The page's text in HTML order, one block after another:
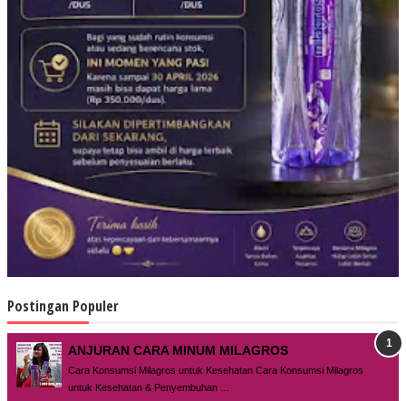
Postingan Populer
ANJURAN CARA MINUM MILAGROS
Cara Konsumsi Milagros untuk Kesehatan Cara Konsumsi Milagros
untuk Kesehatan & Penyembuhan ...